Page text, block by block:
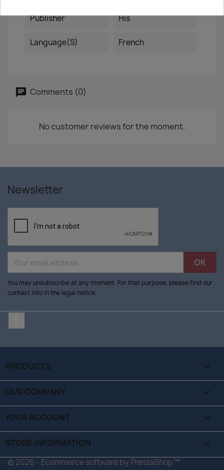
Publisher His
Language(s) French
Comments (0)
No customer reviews for the moment.
Newsletter
You may unsubscribe at any moment. For that purpose, please find our
contact info in the legal notice.
PRODUCTS 
OUR COMPANY 
YOUR ACCOUNT 
STORE INFORMATION keyboard_arrow_down
© 2026 - Ecommerce software by PrestaShop™